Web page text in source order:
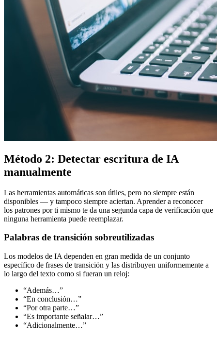
Método 2: Detectar escritura de IA
manualmente
Las herramientas automáticas son útiles, pero no siempre están
disponibles — y tampoco siempre aciertan. Aprender a reconocer
los patrones por ti mismo te da una segunda capa de verificación que
ninguna herramienta puede reemplazar.
Palabras de transición sobreutilizadas
Los modelos de IA dependen en gran medida de un conjunto
específico de frases de transición y las distribuyen uniformemente a
lo largo del texto como si fueran un reloj:
“Además…”
“En conclusión…”
“Por otra parte…”
“Es importante señalar…”
“Adicionalmente…”